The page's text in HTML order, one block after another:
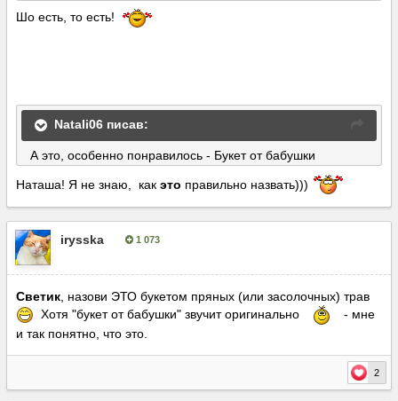
Шо есть, то есть!
Natali06 писав:
А это, особенно понравилось - Букет от бабушки
Наташа! Я не знаю, как это правильно назвать)))
irysska 1 073
Светик , назови ЭТО букетом пряных (или засолочных) трав
Хотя "букет от бабушки" звучит оригинально
- мне
и так понятно, что это.
2